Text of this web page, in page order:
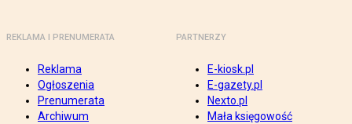
REKLAMA I PRENUMERATA
Reklama
Ogłoszenia
Prenumerata
Archiwum
PARTNERZY
E-kiosk.pl
E-gazety.pl
Nexto.pl
Mała księgowość